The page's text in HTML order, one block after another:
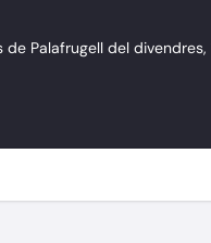
Palafrugell del